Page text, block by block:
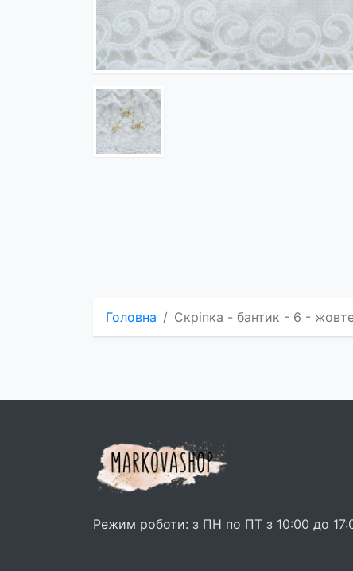
Головна Скріпка - бантик - 6 -
Режим роботи: з ПН по ПТ з 10:00 до